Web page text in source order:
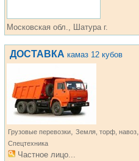
Московская обл., Шатура г.
ДОСТАВКА камаз 12 кубов
Грузовые перевозки, Земля, торф, навоз,
Спецтехника
Частное лицо...